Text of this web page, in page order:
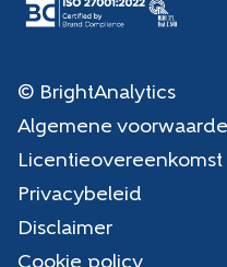
© BrightAnalytics
Algemene
Licentieovereenkomst
Privacybeleid
Disclaimer
Cookie policy